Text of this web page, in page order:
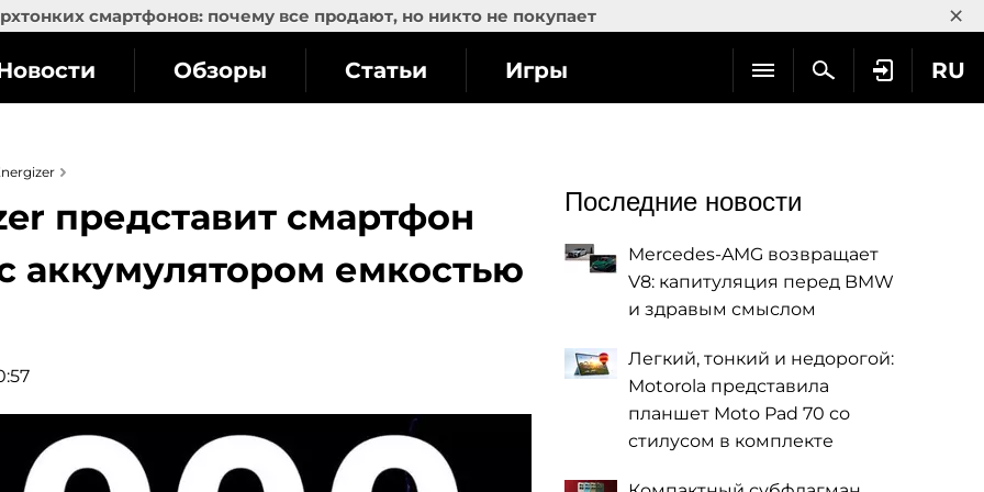
смартфонов: почему все продают, но никто не покупает ×
RU
Обзоры Статьи Игры
представит смартфон
аккумулятором емкостью
Последние новости
Mercedes-AMG возвращает
V8: капитуляция перед BMW
и здравым смыслом
Легкий, тонкий и недорогой:
Motorola представила
планшет Moto Pad 70 со
стилусом в комплекте